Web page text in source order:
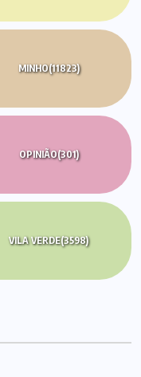
MINHO(11823)
OPINIÃO(301)
VILA VERDE(3598)